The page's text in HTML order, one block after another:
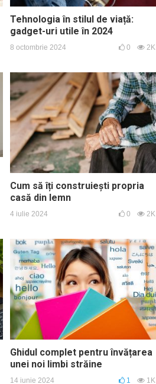
Tehnologia în stilul de viață:
gadget-uri utile în 2024
8 octombrie 2024 0 2K
Cum să îți construiești propria
casă din lemn
4 iulie 2024 0 2K
Ghidul complet pentru învățarea
unei noi limbi străine
14 iunie 2024 1 1K